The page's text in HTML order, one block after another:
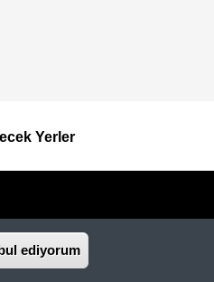
Yerler
ediyorum